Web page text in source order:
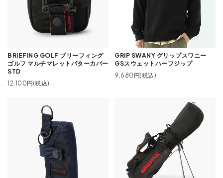
BRIEFING GOLF ブリーフィング
ゴルフ マルチマレットパターカバー
STD
12,100円(税込)
GRIP SWANY グリップスワニー
GSスウェットハーフジップ
9,680円(税込)